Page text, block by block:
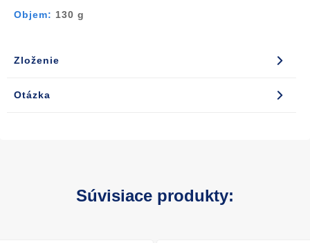
Objem: 130 g
Zloženie
Otázka
Súvisiace produkty: